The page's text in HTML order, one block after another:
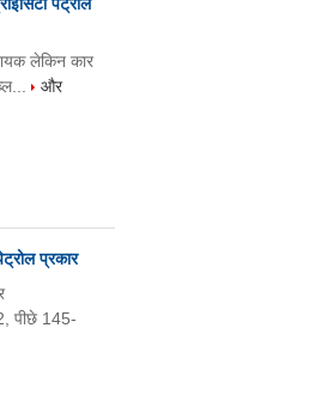
पेट्रोल
लेकिन कार
और
प्रकार
पीछे 145-